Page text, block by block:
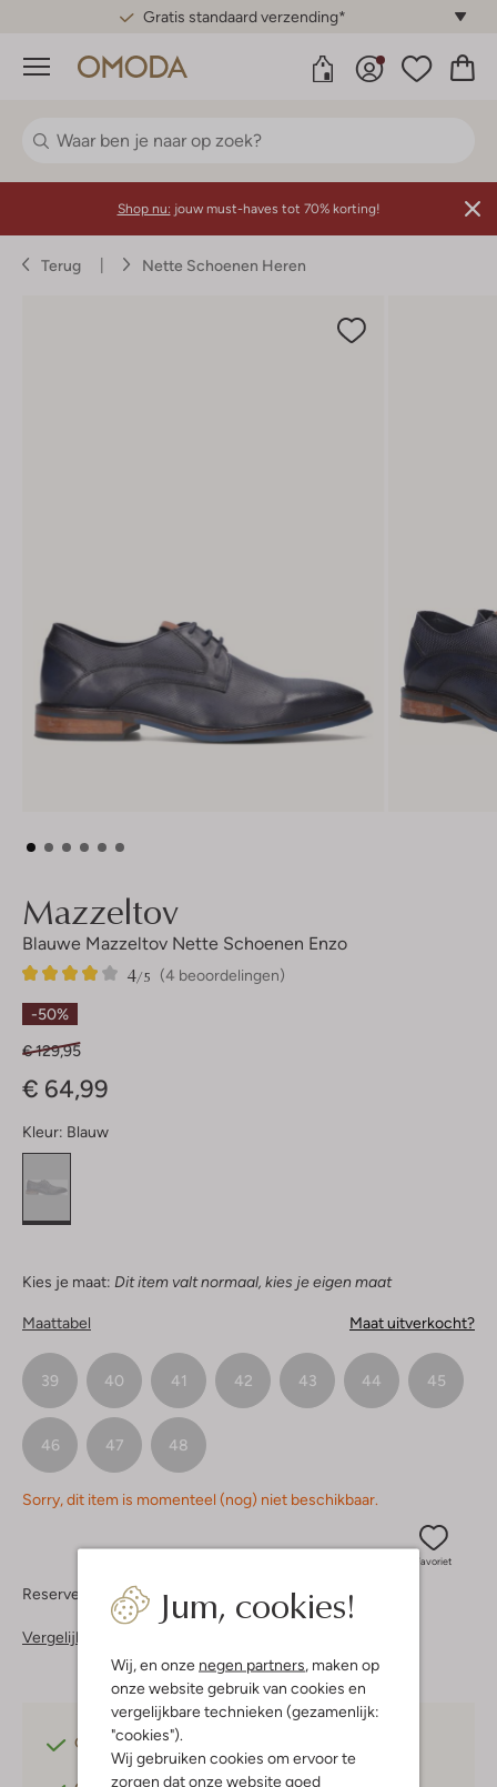
Gratis standaard verzending*
Menu
Jum, cookies!
Wij, en onze negen partners, maken op
onze website gebruik van cookies en
vergelijkbare technieken (gezamenlijk:
"cookies").
Wij gebruiken cookies om ervoor te
zorgen dat onze website goed
Shop nu: jouw must-haves tot 70% korting!
Terug Nette Schoenen Heren
Mazzeltov
Blauwe Mazzeltov Nette Schoenen Enzo
(4 beoordelingen)
4/5
4
4
Sterren
-50%
€ 129,95
€ 64,99
Kleur: Blauw
Kies je maat: Dit item valt normaal, kies je eigen maat
Maattabel Maat uitverkocht?
39 40 41 42 43 44 45
46 47 48
Sorry, dit item is momenteel (nog) niet beschikbaar.
Favoriet
Reserveer direct in een van onze 37 boutiques
Vergelijkbare items
Gratis verzending